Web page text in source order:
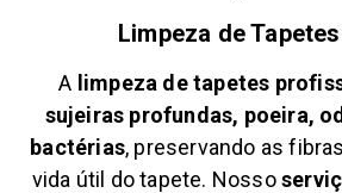
Limpeza de
A limpeza de tapetes
sujeiras profundas, poeira,
bactérias, preservando as
vida útil do tapete. Nosso